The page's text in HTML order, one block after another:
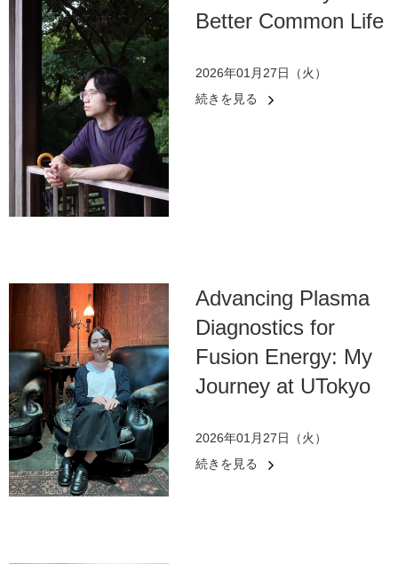
Better Common Life
2026年01月27日（火）
続きを見る
Advancing Plasma
Diagnostics for
Fusion Energy: My
Journey at UTokyo
2026年01月27日（火）
続きを見る